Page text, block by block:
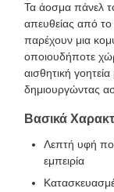
Τα άοσμα πάνελ
απευθείας από το
παρέχουν μια
οποιουδήποτε
αισθητική
δημιουργώντας
Βασικά
Λεπτή υφή
εμπειρία